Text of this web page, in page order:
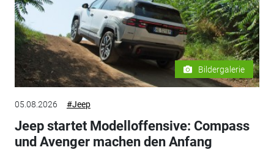
Bildergalerie
05.08.2026 #Jeep
Jeep startet Modelloffensive: Compass
und Avenger machen den Anfang